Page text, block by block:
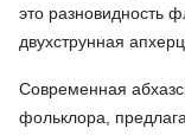
это разновидность
двухструнная
Современная
фольклора,